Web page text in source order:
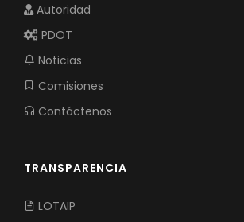
Autoridad
PDOT
Noticias
Comisiones
Contáctenos
TRANSPARENCIA
LOTAIP